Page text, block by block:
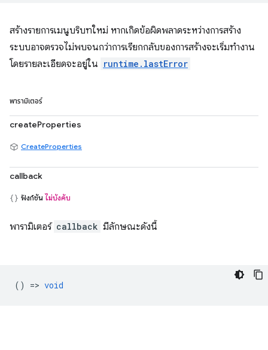
สร้างรายการเมนูบริบทใหม่ หากเกิดข้อผิดพลาดระหว่างการสร้าง
ระบบอาจตรวจไม่พบจนกว่าการเรียกกลับของการสร้างจะเริ่มทำงาน
โดยรายละเอียดจะอยู่ใน runtime.lastError
พารามิเตอร์
createProperties
CreateProperties
callback
ฟังก์ชัน ไม่บังคับ
พารามิเตอร์ callback มีลักษณะดังนี้
() => void